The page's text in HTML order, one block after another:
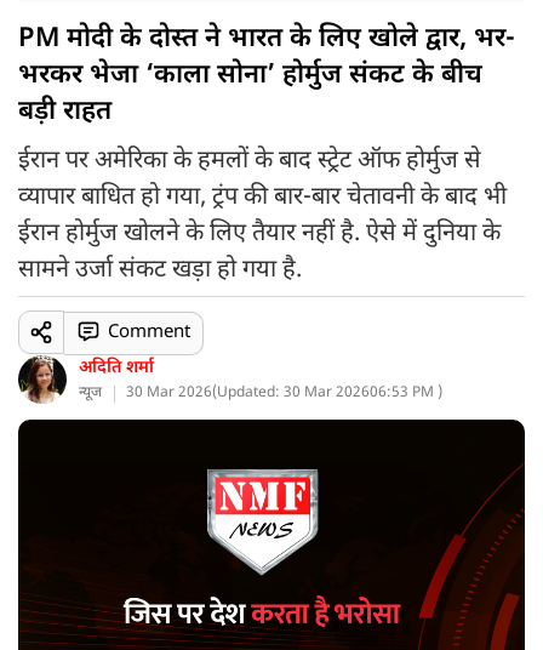
PM मोदी के दोस्त ने भारत के लिए खोले द्वार, भर-
भरकर भेजा ‘काला सोना’ होर्मुज संकट के बीच
बड़ी राहत
ईरान पर अमेरिका के हमलों के बाद स्ट्रेट ऑफ होर्मुज से
व्यापार बाधित हो गया, ट्रंप की बार-बार चेतावनी के बाद भी
ईरान होर्मुज खोलने के लिए तैयार नहीं है. ऐसे में दुनिया के
सामने उर्जा संकट खड़ा हो गया है.
अदिति शर्मा
न्यूज 30 Mar 2026(Updated: 30 Mar 202606:53 PM )
Comment